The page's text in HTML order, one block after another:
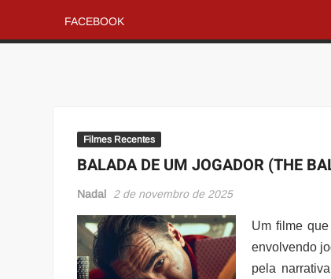
FACEBOOK
Filmes Recentes
BALADA DE UM JOGADOR (THE
Nadal 2 de novembro de 2025
Um filme
envolvendo
pela